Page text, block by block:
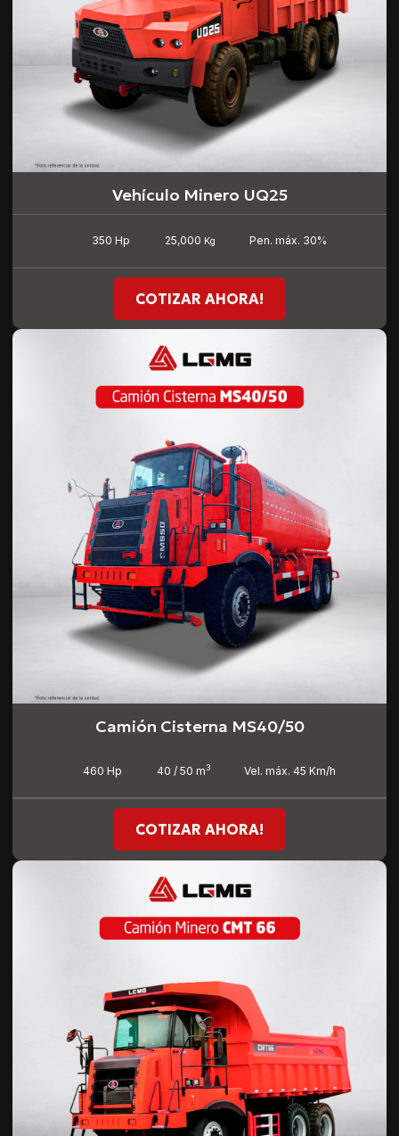
Vehículo Minero UQ25
350 Hp 25,000 Kg Pen. máx. 30%
COTIZAR AHORA!
Camión Cisterna MS40/50
460 Hp 40 / 50 m3 Vel. máx. 45 Km/h
COTIZAR AHORA!